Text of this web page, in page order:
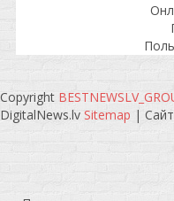
Copyright
DigitalNews.lv Sitemap |